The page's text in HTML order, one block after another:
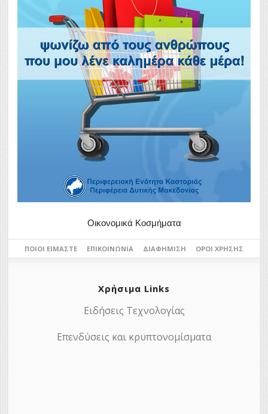
Οικονομικά Κοσμήματα
ΠΟΙΟΙ ΕΊΜΑΣΤΕ ΕΠΙΚΟΙΝΩΝΊΑ ΔΙΑΦΉΜΙΣΗ ΌΡΟΙ ΧΡΉΣΗΣ
Χρήσιμα Links
Ειδήσεις Τεχνολογίας
Επενδύσεις και κρυπτονομίσματα